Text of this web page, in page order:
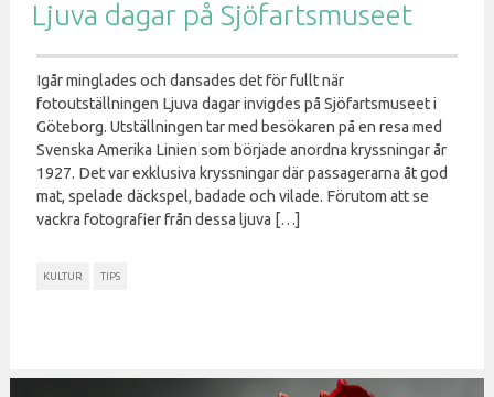
Ljuva dagar på Sjöfartsmuseet
Igår minglades och dansades det för fullt när
fotoutställningen Ljuva dagar invigdes på Sjöfartsmuseet i
Göteborg. Utställningen tar med besökaren på en resa med
Svenska Amerika Linien som började anordna kryssningar år
1927. Det var exklusiva kryssningar där passagerarna åt god
mat, spelade däckspel, badade och vilade. Förutom att se
vackra fotografier från dessa ljuva […]
KULTUR TIPS